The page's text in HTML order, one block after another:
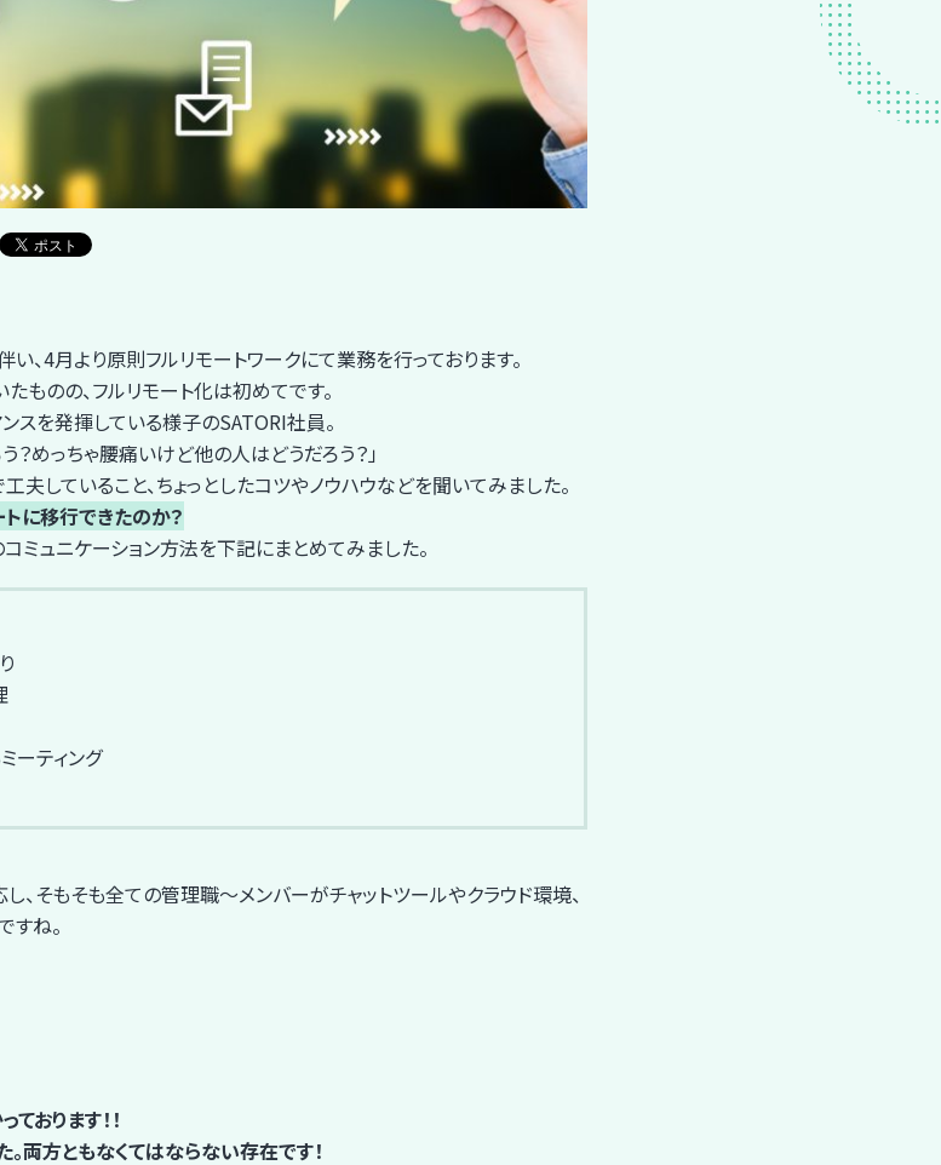
、4月より原則フルリモートワークにて業務を行っております。
ものの、フルリモート化は初めてです。
スを発揮している様子のSATORI社員。
？めっちゃ腰痛いけど他の人はどうだろう？」
夫していること、ちょっとしたコツやノウハウなどを聞いてみました。
に移行できたのか？
ミュニケーション方法を下記にまとめてみました。
ーティング
、そもそも全ての管理職～メンバーがチャットツールやクラウド環境、
すね。
おります！！
。両方ともなくてはならない存在です！